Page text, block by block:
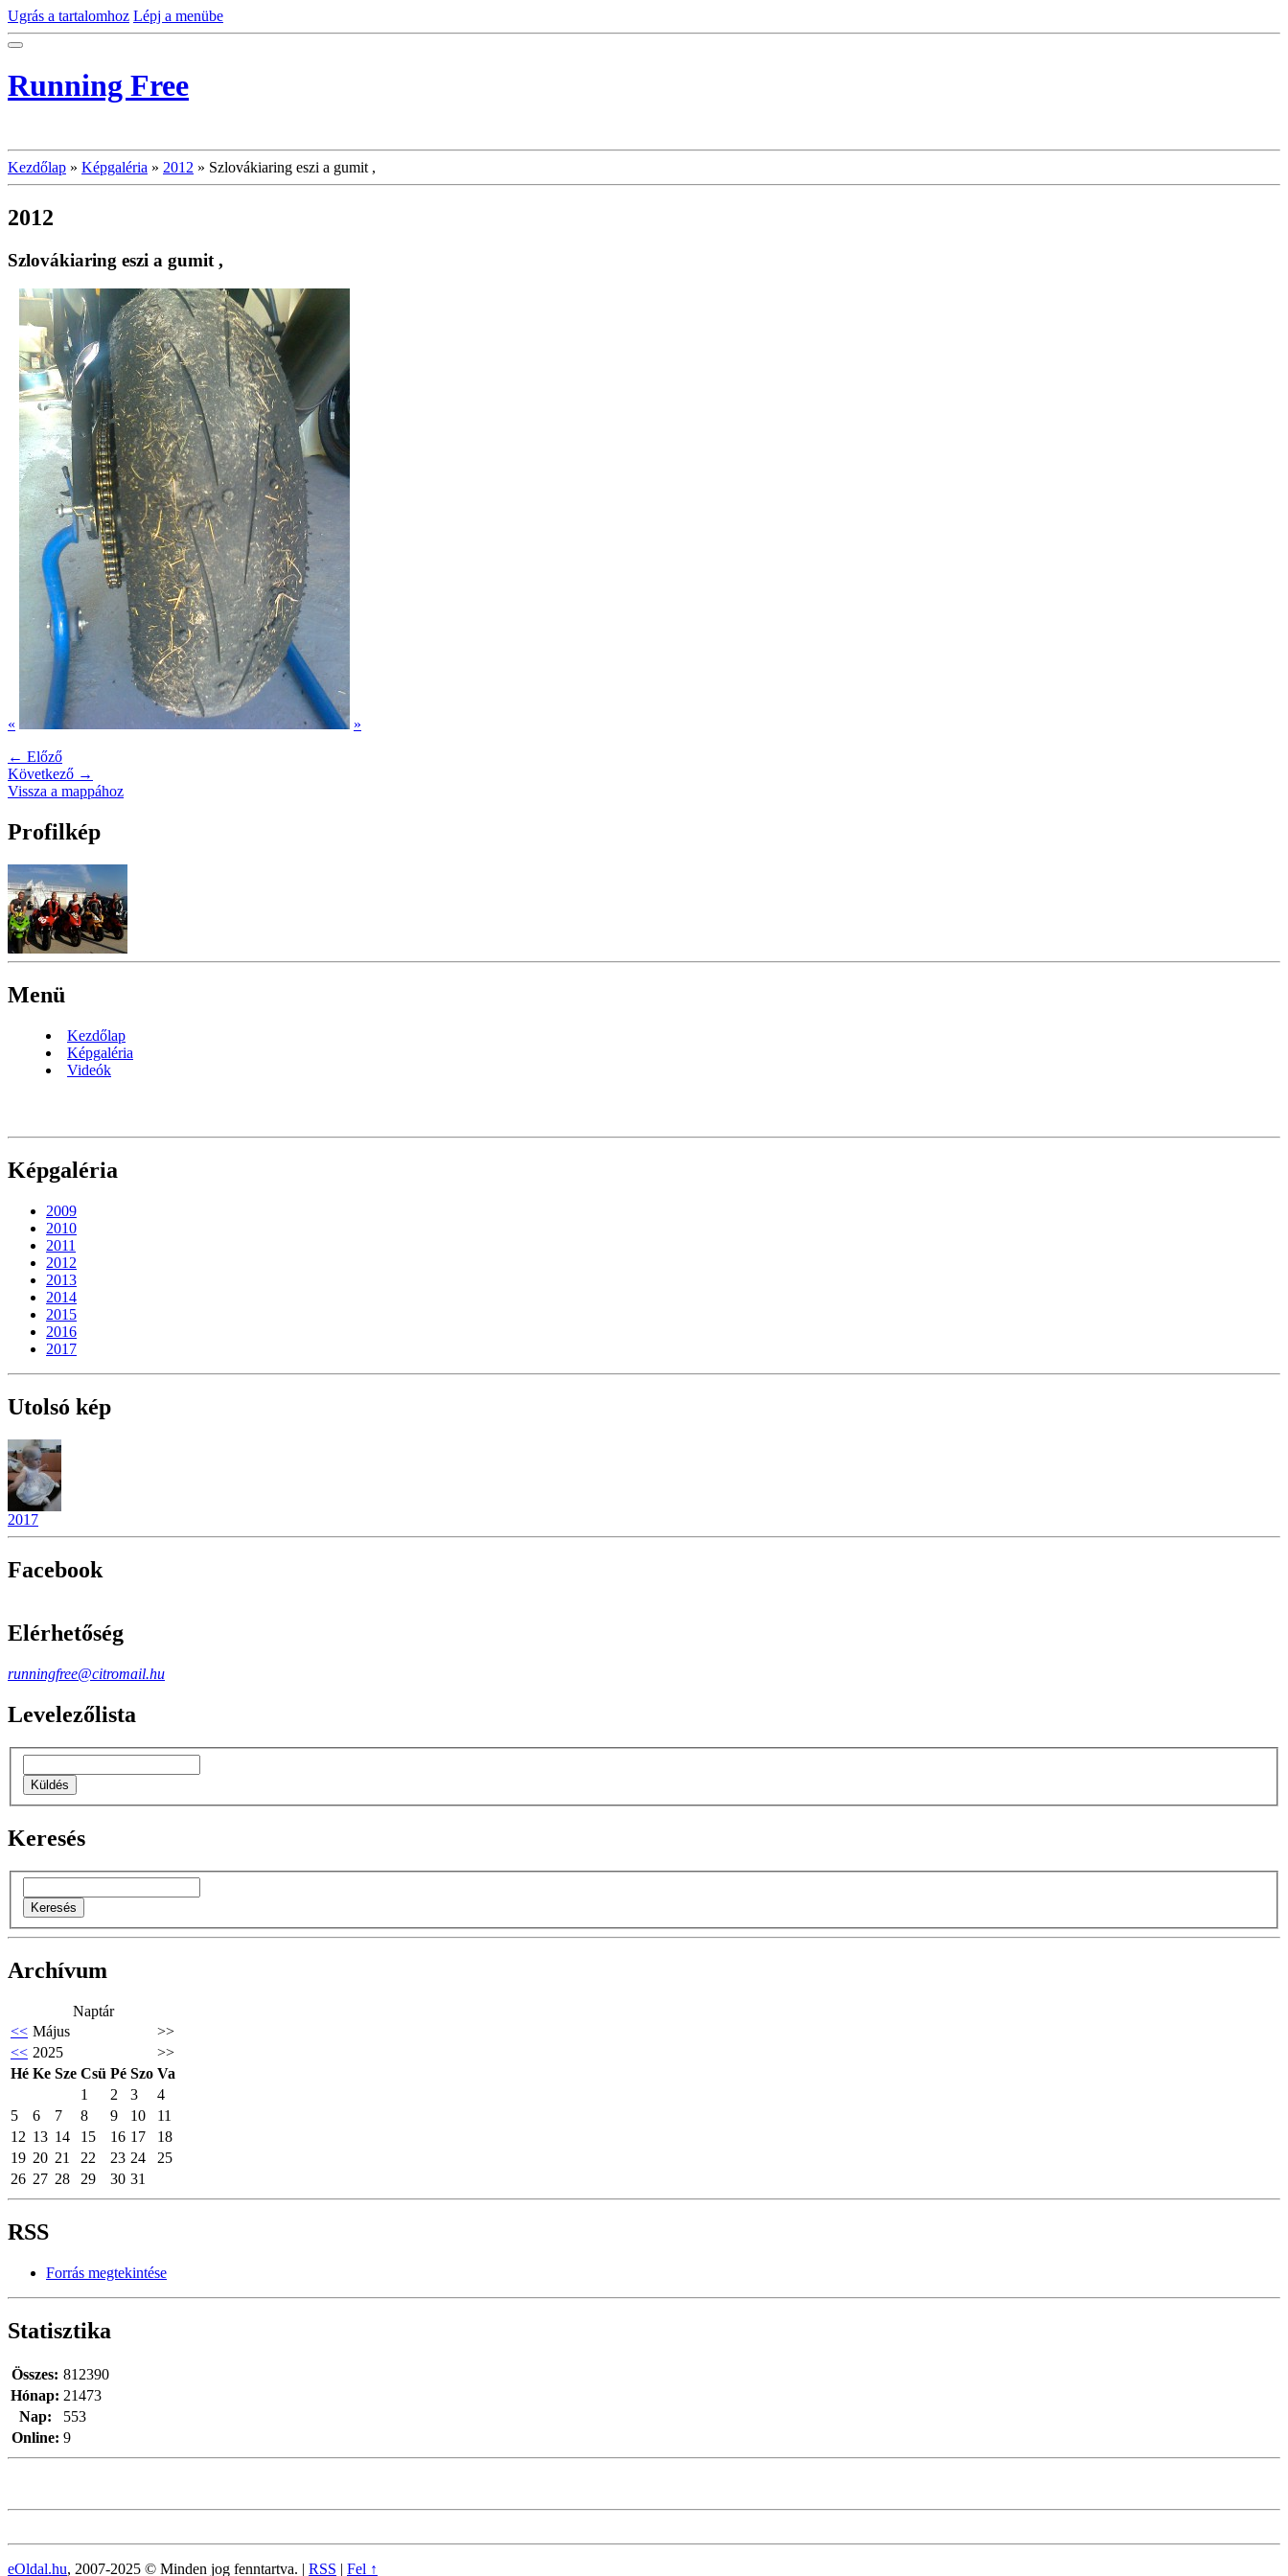
Ugrás a tartalomhoz Lépj a menübe
Running Free
Kezdőlap » Képgaléria » 2012 » Szlovákiaring eszi a gumit ,
2012
Szlovákiaring eszi a gumit ,
«
»
← Előző
Következő →
Vissza a mappához
Profilkép
Menü
Kezdőlap
Képgaléria
Videók
Képgaléria
2009
2010
2011
2012
2013
2014
2015
2016
2017
Utolsó kép
2017
Facebook
Elérhetőség
runningfree@citromail.hu
Levelezőlista
Keresés
Archívum
Naptár
<< Május
>>
<< 2025
>>
Hé Ke Sze Csü Pé Szo Va
1
2 3
4
5
6 7 8 9 10
11
12 13 14 15 16 17
18
19 20 21 22 23 24
25
26 27 28 29 30 31
RSS
Forrás megtekintése
Statisztika
Online: 9
Összes: 812390
Hónap: 21473
Nap:
553
eOldal.hu, 2007-2025 © Minden jog fenntartva. | RSS | Fel ↑